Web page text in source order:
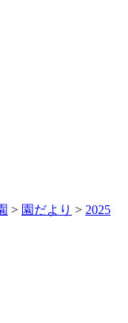
> 園だより > 2025